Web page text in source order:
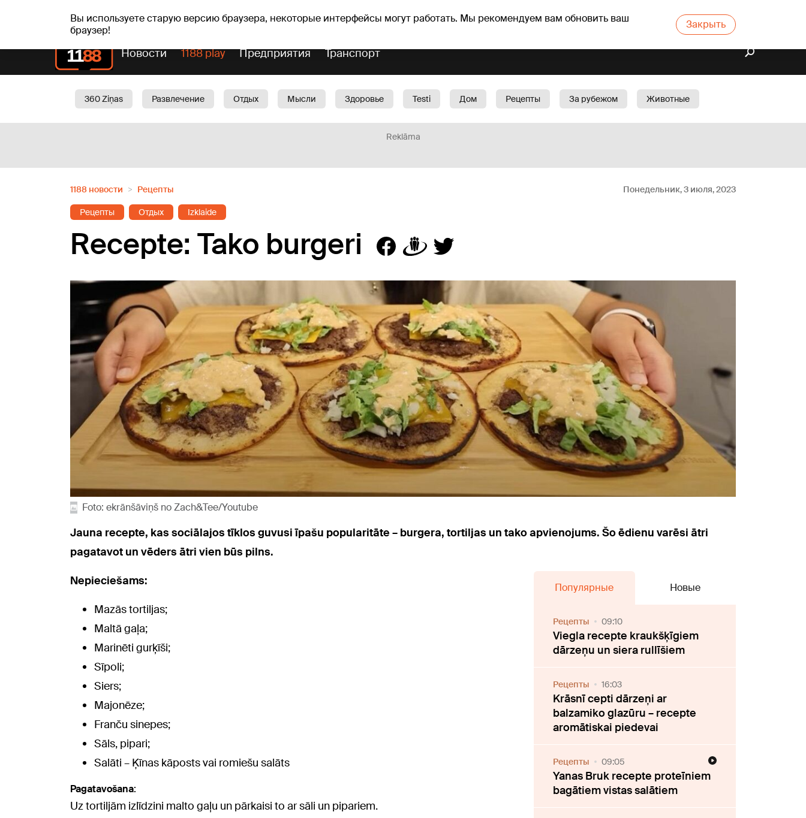
Вы используете старую версию браузера, некоторые интерфейсы могут работать. Мы рекомендуем вам обновить ваш
браузер!
Закрыть
чт, 06.08.2026. +24°C Aisma, Askolds Прогноз погоды Гороскопы
Новости 1188 play Предприятия Транспорт
360 Ziņas Развлечение Отдых Мысли Здоровье Testi Дом Рецепты За рубежом
Животные
Reklāma
1188 новости Рецепты Понедельник, 3 июля, 2023
Рецепты Отдых Izklaide
Recepte: Tako burgeri
Foto: ekrānšāviņš no Zach&Tee/Youtube
Jauna recepte, kas sociālajos tīklos guvusi īpašu popularitāte – burgera, tortiljas un tako apvienojums. Šo ēdienu varēsi ātri
pagatavot un vēders ātri vien būs pilns.
Nepieciešams:
Mazās tortiljas;
Maltā gaļa;
Marinēti gurķīši;
Sīpoli;
Siers;
Majonēze;
Franču sinepes;
Sāls, pipari;
Salāti – Ķīnas kāposts vai romiešu salāts
Pagatavošana:
Uz tortiljām izlīdzini malto gaļu un pārkaisi to ar sāli un pipariem.
Популярные Новые
Рецепты 09:10
Viegla recepte kraukšķīgiem
dārzeņu un siera rullīšiem
Рецепты 16:03
Krāsnī cepti dārzeņi ar
balzamiko glazūru – recepte
aromātiskai piedevai
Рецепты 09:05
Yanas Bruk recepte proteīniem
bagātiem vistas salātiem